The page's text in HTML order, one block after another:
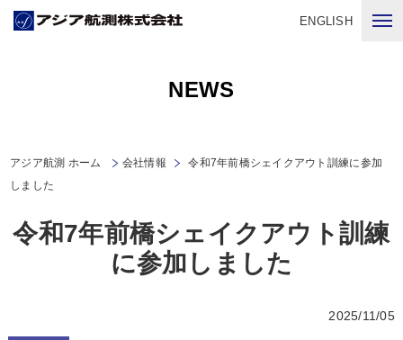
ENGLISH
NEWS
アジア航測 ホーム 会社情報
令和7年前橋シェイクアウト訓練に参加
しました
令和7年前橋シェイクアウト訓練
に参加しました
2025/11/05